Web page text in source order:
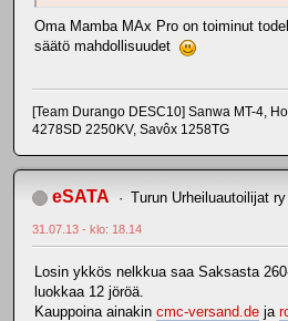
Oma Mamba MAx Pro on toiminut
säätö mahdollisuudet
[Team Durango DESC10] Sanwa MT-4,
4278SD 2250KV, Savôx 1258TG
eSATA Turun Urheiluautoilijat ry
31.07.13 - klo: 18.14
Losin ykkös nelkkua saa Saksasta
luokkaa 12 jöröä.
Kauppoina ainakin cmc-versand.de ja